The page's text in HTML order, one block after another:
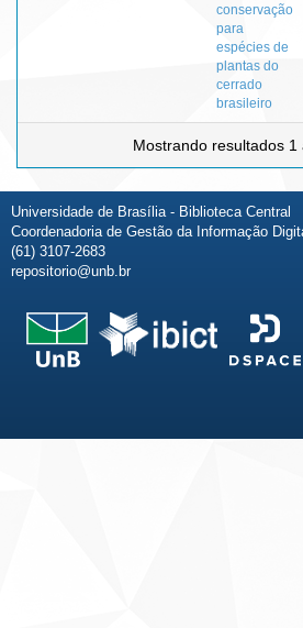
conservação
para
espécies de
plantas do
cerrado
brasileiro
Mostrando resultados 1
Universidade de Brasília - Biblioteca Central
Coordenadoria de Gestão da Informação
(61) 3107-2683
repositorio@unb.br